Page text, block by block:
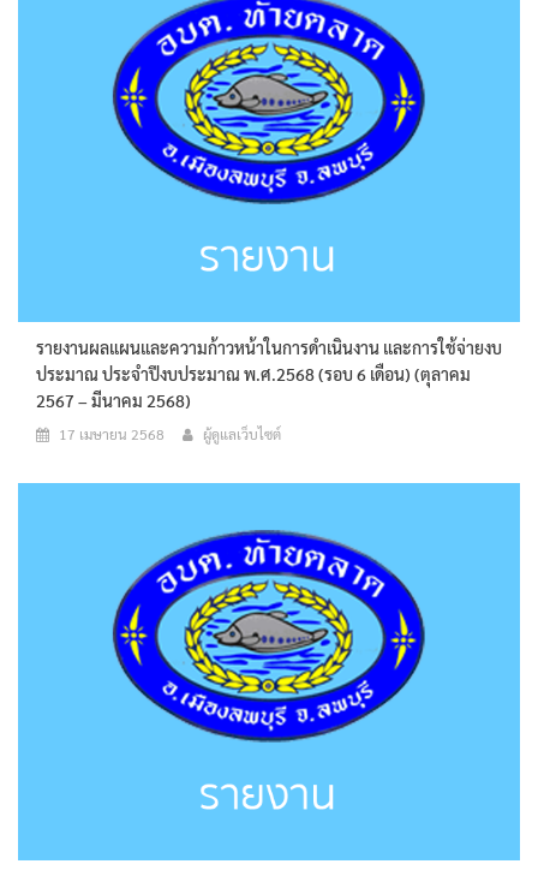
รายงานผลแผนและความก้าวหน้าในการดำเนินงาน และการใช้จ่ายงบ
ประมาณ ประจำปีงบประมาณ พ.ศ.2568 (รอบ 6 เดือน) (ตุลาคม
2567 – มีนาคม 2568)
17 เมษายน 2568 ผู้ดูแลเว็บไซต์